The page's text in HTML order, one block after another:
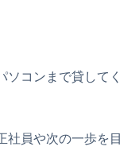
ソコンまで貸してく
社員や次の一歩を目